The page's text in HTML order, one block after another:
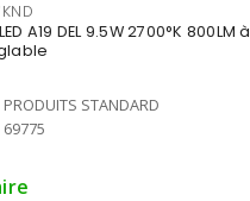
A19 DEL 9.5W 2700°K 800LM à
PRODUITS STANDARD
69775